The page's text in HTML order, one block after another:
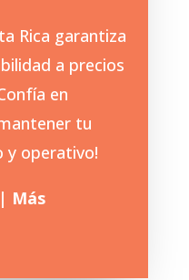
Rica garantiza
a precios
en
tu
y operativo!
Más